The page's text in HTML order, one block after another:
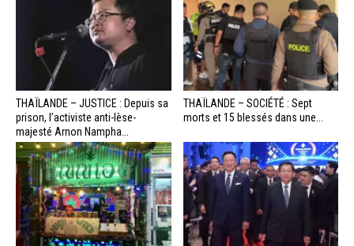
THAÏLANDE – JUSTICE : Depuis sa
prison, l’activiste anti-lèse-
majesté Arnon Nampha...
THAÏLANDE – SOCIÉTÉ : Sept
morts et 15 blessés dans une...